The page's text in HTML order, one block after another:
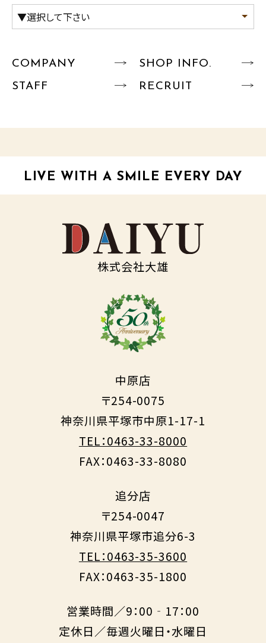
COMPANY
SHOP INFO.
STAFF
RECRUIT
LIVE WITH A SMILE EVERY DAY
株式会社大雄
中原店
〒254-0075
神奈川県平塚市中原1-17-1
TEL：0463-33-8000
FAX：0463-33-8080
追分店
〒254-0047
神奈川県平塚市追分6-3
TEL：0463-35-3600
FAX：0463-35-1800
営業時間／9：00‐17：00
定休日／毎週火曜日・水曜日